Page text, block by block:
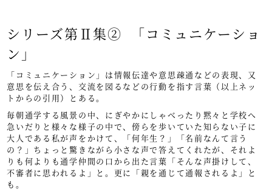
シリーズ第Ⅱ集② 「コミュニケーショ
ン」
「コミュニケーション」は情報伝達や意思疎通などの表現、又
意思を伝え合う、交流を図るなどの行動を指す言葉（以上ネッ
トからの引用）とある。
毎朝通学する風景の中、にぎやかにしゃべったり黙々と学校へ
急いだりと様々な様子の中で、傍らを歩いていた知らない子に
大人である私が声をかけて、「何年生？」「名前なんて言う
の？」ちょっと驚きながら小さな声で答えてくれたが、それよ
りも何よりも通学仲間の口から出た言葉「そんな声掛けして、
不審者に思われるよ」と。更に「親を通じて通報されるよ」と
も。